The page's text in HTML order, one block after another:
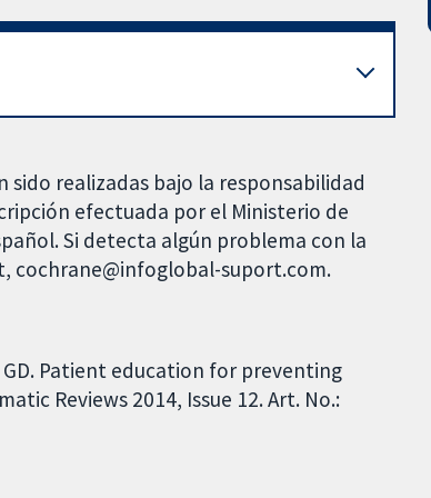
sido realizadas bajo la responsabilidad
efectuada por el Ministerio de
Si detecta algún problema con la
cochrane@infoglobal-suport.com.
GD. Patient education for preventing
Reviews 2014, Issue 12. Art. No.: